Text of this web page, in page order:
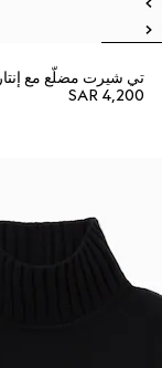
تي شيرت مضلّع مع
SAR 4,200